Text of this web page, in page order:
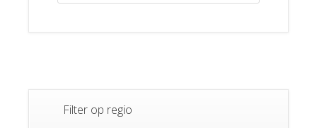
Filter op regio